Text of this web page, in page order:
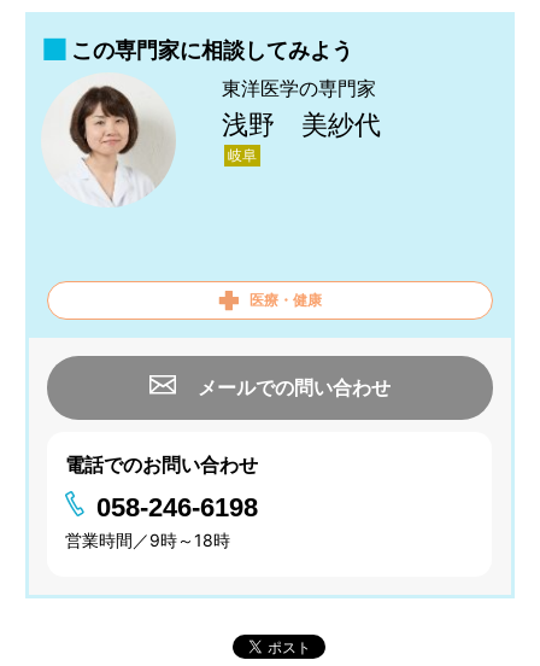
この専門家に相談してみよう
東洋医学の専門家
浅野 美紗代
岐阜
医療・健康
メールでの問い合わせ
電話でのお問い合わせ
058-246-6198
営業時間／9時～18時